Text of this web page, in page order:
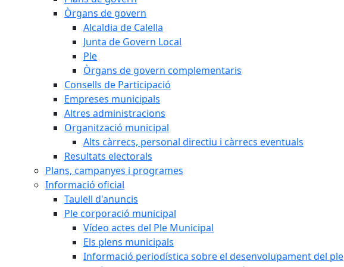
Òrgans de govern
Alcaldia de Calella
Junta de Govern Local
Ple
Òrgans de govern complementaris
Consells de Participació
Empreses municipals
Altres administracions
Organització municipal
Alts càrrecs, personal directiu i càrrecs eventuals
Resultats electorals
Plans, campanyes i programes
Informació oficial
Taulell d'anuncis
Ple corporació municipal
Vídeo actes del Ple Municipal
Els plens municipals
Informació periodística sobre el desenvolupament del ple